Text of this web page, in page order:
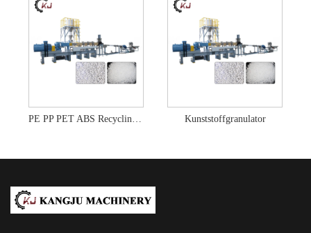
PE PP PET ABS Recycling-Pelletiermaschine Kunststoffgranulator